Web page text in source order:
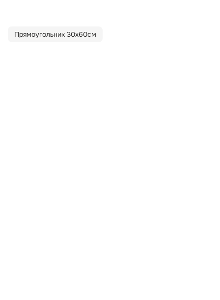
Прямоугольник 30х60см